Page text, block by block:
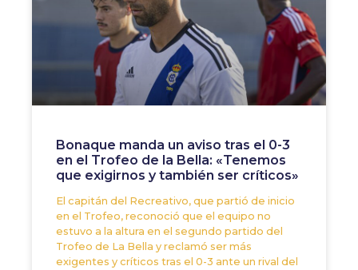
Bonaque manda un aviso tras el 0-3
en el Trofeo de la Bella: «Tenemos
que exigirnos y también ser críticos»
El capitán del Recreativo, que partió de inicio
en el Trofeo, reconoció que el equipo no
estuvo a la altura en el segundo partido del
Trofeo de La Bella y reclamó ser más
exigentes y críticos tras el 0-3 ante un rival del